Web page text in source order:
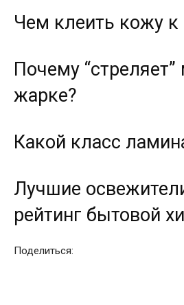
Чем клеить кожу к
Почему
жарке?
Какой класс
Лучшие
рейтинг бытовой
Поделиться: